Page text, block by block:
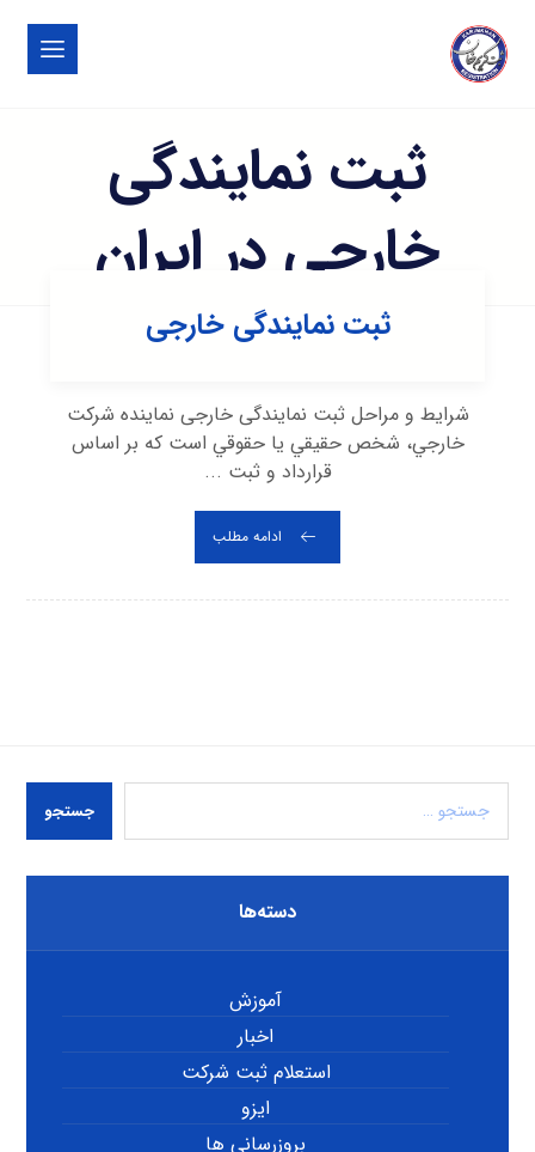
ثبت نمایندگی
خارجی در ایران
ثبت نمایندگی خارجی
شرایط و مراحل ثبت نمایندگی خارجی نماينده شركت
خارجي، شخص حقيقي يا حقوقي است كه بر اساس
قرارداد و ثبت ...
ادامه مطلب
جستجو
دسته‌ها
آموزش
اخبار
استعلام ثبت شرکت
ایزو
بروزرسانی ها